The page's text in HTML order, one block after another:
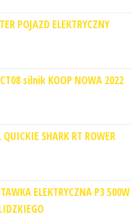
POJAZD ELEKTRYCZNY
silnik KOOP NOWA 2022
SHARK RT ROWER
ELEKTRYCZNA P3 500W